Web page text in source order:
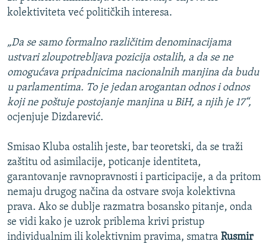
kolektiviteta već političkih interesa.
„Da se samo formalno različitim denominacijama
ustvari zloupotrebljava pozicija ostalih, a da se ne
omogućava pripadnicima nacionalnih manjina da budu
u parlamentima. To je jedan arogantan odnos i odnos
koji ne poštuje postojanje manjina u BiH, a njih je 17“,
ocjenjuje Dizdarević.
Smisao Kluba ostalih jeste, bar teoretski, da se traži
zaštitu od asimilacije, poticanje identiteta,
garantovanje ravnopravnosti i participacije, a da pritom
nemaju drugog načina da ostvare svoja kolektivna
prava. Ako se dublje razmatra bosansko pitanje, onda
se vidi kako je uzrok priblema krivi pristup
individualnim ili kolektivnim pravima, smatra Rusmir